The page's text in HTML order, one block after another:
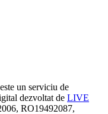
este un serviciu de
dezvoltat de LIVE
RO19492087,